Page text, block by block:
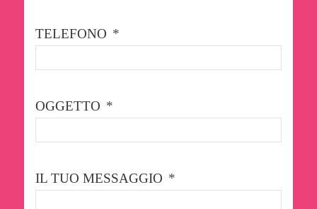
TELEFONO *
OGGETTO *
IL TUO MESSAGGIO *